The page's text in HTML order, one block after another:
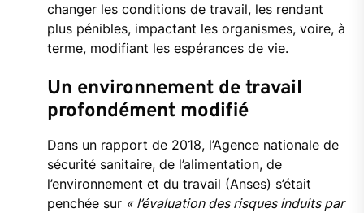
changer les conditions de travail, les rendant
plus pénibles, impactant les organismes, voire, à
terme, modifiant les espérances de vie.
Un environnement de travail
profondément modifié
Dans un rapport de 2018, l’Agence nationale de
sécurité sanitaire, de l’alimentation, de
l’environnement et du travail (Anses) s’était
penchée sur « l’évaluation des risques induits par